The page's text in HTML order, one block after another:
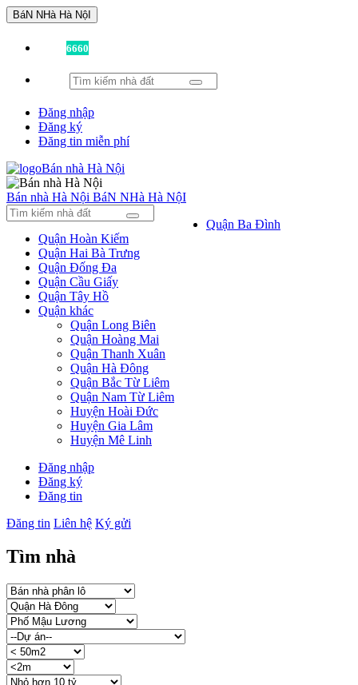
BáN NHà Hà NộI
6660
Đăng nhập
Đăng ký
Đăng tin miễn phí
Bán nhà Hà Nội BáN NHà Hà NộI
Quận Ba Đình
Quận Hoàn Kiếm
Quận Hai Bà Trưng
Quận Đống Đa
Quận Cầu Giấy
Quận Tây Hồ
Quận khác
Quận Long Biên
Quận Hoàng Mai
Quận Thanh Xuân
Quận Hà Đông
Quận Bắc Từ Liêm
Quận Nam Từ Liêm
Huyện Hoài Đức
Huyện Gia Lâm
Huyện Mê Linh
Đăng nhập
Đăng ký
Đăng tin
Đăng tin Liên hệ Ký gửi
Tìm nhà